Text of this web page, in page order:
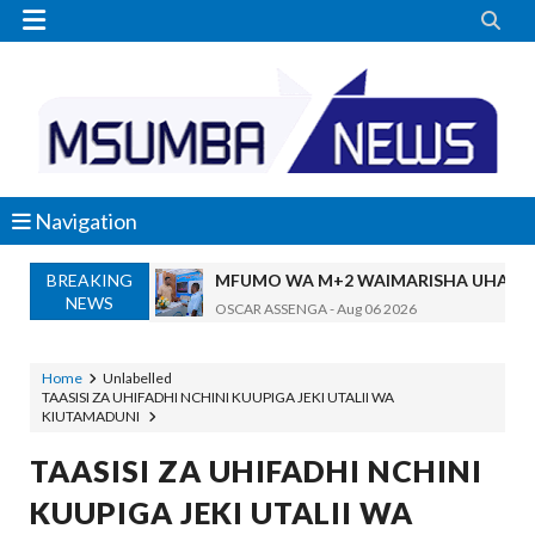
 
Navigation
BREAKING
NEWS
MFUMO WA M+2 WAIMARISHA
OSCAR ASSENGA-Aug 06 2026
Alex Sonna
SERIKALI YASISITIZA USHINDANI WA HAKI
SERIKALI INATAMBUA MCHANGO WA
OSCAR ASSENGA - Aug 06 2026
RAIS SAMIA, MUSEVEN
Home
Unlabelled
TAASISI ZA UHIFADHI NCHINI KUUPIGA JEKI UTALII WA
KIUTAMADUNI
TAASISI ZA UHIFADHI NCHINI
KUUPIGA JEKI UTALII WA